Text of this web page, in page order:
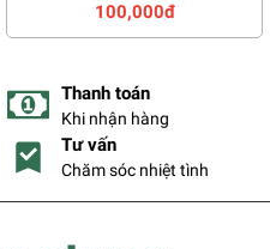
100,000đ
Thanh toán
Khi nhận hàng
Tư vấn
Chăm sóc nhiệt tình